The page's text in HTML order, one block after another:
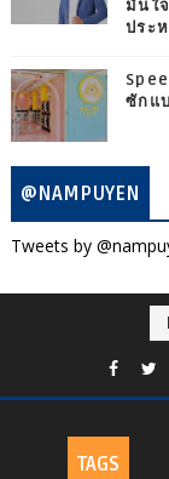
มั่นใ
ประ
ซักแ
@NAMPUYEN
Tweets by
TAGS